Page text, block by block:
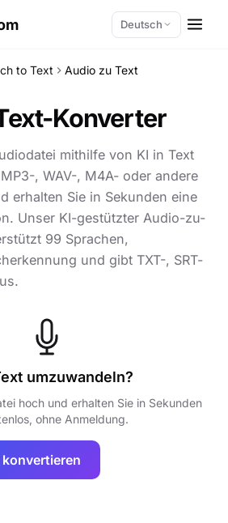
Deutsch
to Text Audio zu Text
Konverter
mithilfe von KI in Text
, WAV-, M4A- oder andere
erhalten Sie in Sekunden eine
Unser KI-gestützter Audio-zu-
99 Sprachen,
und gibt TXT-, SRT-
umzuwandeln?
hoch und erhalten Sie in Sekunden
ohne Anmeldung.